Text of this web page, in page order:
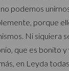
podemos
porque
Ni siquiera
que es bonito y
en Leyda